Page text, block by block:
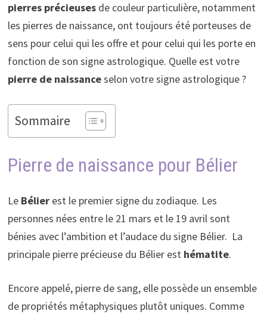
pierres précieusesde couleur particulière, notamment
les pierres de naissance, ont toujours été porteuses de
sens pour celui qui les offre et pour celui qui les porte en
fonction de son signe astrologique. Quelle est votre
pierre de naissanceselon votre signe astrologique ?
Sommaire
Pierre de naissance pour Bélier
Le Bélier est le premier signe du zodiaque. Les
personnes nées entre le 21 mars et le 19 avril sont
bénies avec l’ambition et l’audace du signe Bélier. La
principale pierre précieuse du Bélier est hématite.
Encore appelé, pierre de sang, elle possède un ensemble
de propriétés métaphysiques plutôt uniques. Comme